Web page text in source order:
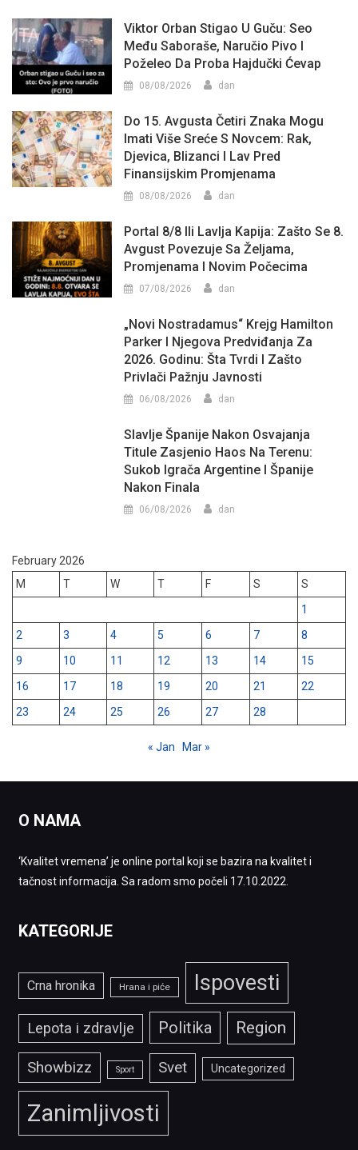
Viktor Orban Stigao U Guču: Seo
Među Saboraše, Naručio Pivo I
Poželeo Da Proba Hajdučki Ćevap
08/08/2026 dan
Do 15. Avgusta Četiri Znaka Mogu
Imati Više Sreće S Novcem: Rak,
Djevica, Blizanci I Lav Pred
Finansijskim Promjenama
08/08/2026 dan
Portal 8/8 Ili Lavlja Kapija: Zašto Se 8.
Avgust Povezuje Sa Željama,
Promjenama I Novim Počecima
07/08/2026 dan
„Novi Nostradamus“ Krejg Hamilton
Parker I Njegova Predviđanja Za
2026. Godinu: Šta Tvrdi I Zašto
Privlači Pažnju Javnosti
06/08/2026 dan
Slavlje Španije Nakon Osvajanja
Titule Zasjenio Haos Na Terenu:
Sukob Igrača Argentine I Španije
Nakon Finala
06/08/2026 dan
February 2026
M
T W T F S
S
1
2
3 4 5 6 7
8
9
10 11 12 13 14
15
16
17 18 19 20 21
22
23
24 25 26 27 28
« Jan Mar »
O NAMA
‘Kvalitet vremena’ je online portal koji se bazira na kvalitet i
tačnost informacija. Sa radom smo počeli 17.10.2022.
KATEGORIJE
Crna hronika Hrana i piće Ispovesti
Lepota i zdravlje Politika Region
Showbizz Sport Svet Uncategorized
Zanimljivosti